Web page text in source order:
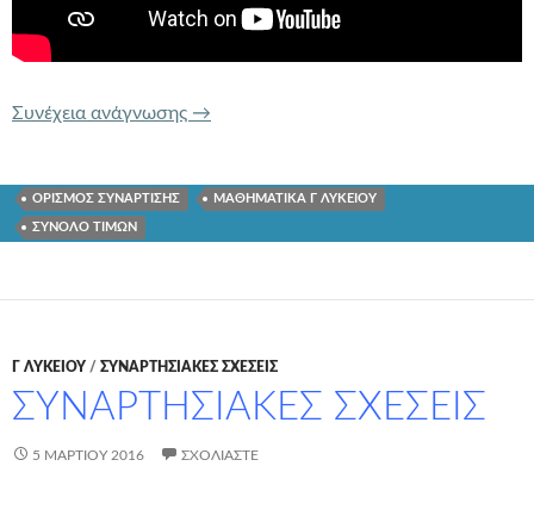
Συνέχεια ανάγνωσης ΕΥΡΕΣΗ ΣΥΝΟΛΟΥ ΤΙΜΩΝ ΜΕ ΤΗ
→
ΟΡΙΣΜΟΣ ΣΥΝΑΡΤΙΣΗΣ ΜΑΘΗΜΑΤΙΚΑ Γ ΛΥΚΕΙΟΥ
ΣΥΝΟΛΟ ΤΙΜΩΝ
Γ ΛΥΚΕΊΟΥ / ΣΥΝΑΡΤΗΣΙΑΚΕΣ ΣΧΕΣΕΙΣ
ΣΥΝΑΡΤΗΣΙΑΚΕΣ ΣΧΕΣΕΙΣ
5 ΜΑΡΤΊΟΥ 2016 ΣΧΟΛΙΆΣΤΕ